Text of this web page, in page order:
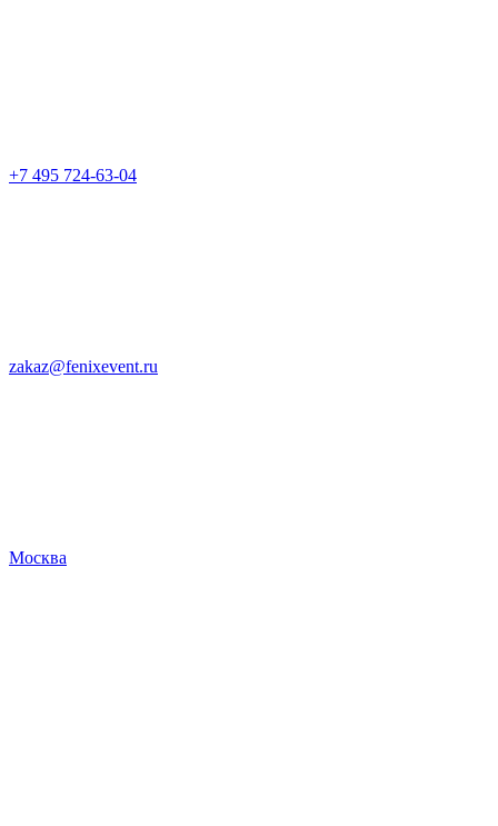
+7 495 724-63-04
zakaz@fenixevent.ru
Москва